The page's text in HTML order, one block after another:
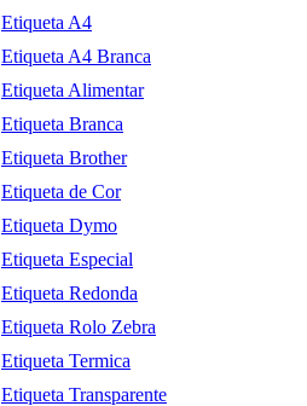
Etiqueta A4
Etiqueta A4 Branca
Etiqueta Alimentar
Etiqueta Branca
Etiqueta Brother
Etiqueta de Cor
Etiqueta Dymo
Etiqueta Especial
Etiqueta Redonda
Etiqueta Rolo Zebra
Etiqueta Termica
Etiqueta Transparente